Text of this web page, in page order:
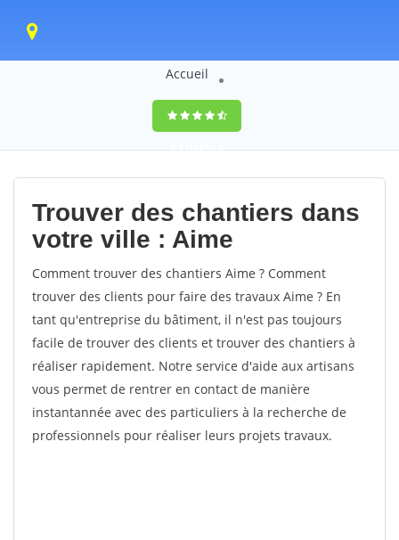
Accueil
9,4(100%)0
votes
Trouver des chantiers dans
votre ville : Aime
Comment trouver des chantiers Aime ? Comment
trouver des clients pour faire des travaux Aime ? En
tant qu'entreprise du bâtiment, il n'est pas toujours
facile de trouver des clients et trouver des chantiers à
réaliser rapidement. Notre service d'aide aux artisans
vous permet de rentrer en contact de manière
instantannée avec des particuliers à la recherche de
professionnels pour réaliser leurs projets travaux.